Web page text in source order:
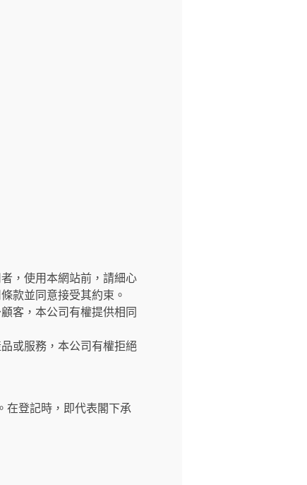
，使用本網站前，請細心
款並同意接受其約束。
客，本公司有權提供相同
或服務，本公司有權拒絕
在登記時，即代表閣下承